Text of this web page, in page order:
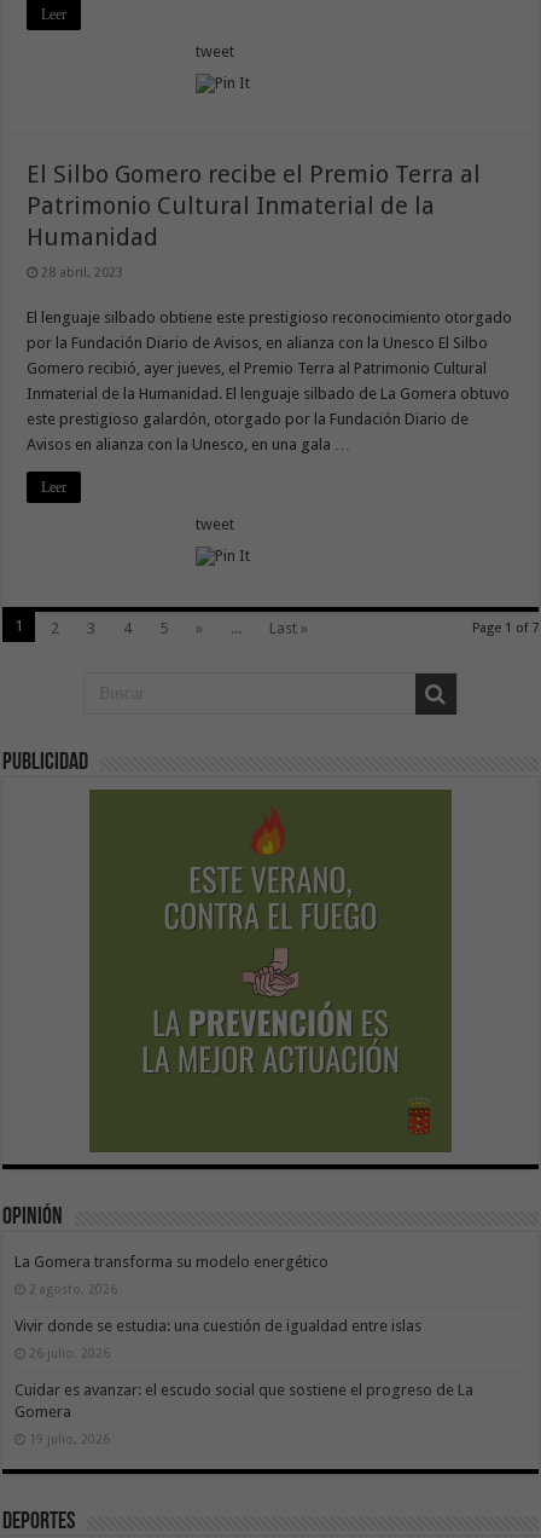
Leer
tweet
El Silbo Gomero recibe el Premio Terra al
Patrimonio Cultural Inmaterial de la
Humanidad
28 abril, 2023
El lenguaje silbado obtiene este prestigioso reconocimiento otorgado
por la Fundación Diario de Avisos, en alianza con la Unesco El Silbo
Gomero recibió, ayer jueves, el Premio Terra al Patrimonio Cultural
Inmaterial de la Humanidad. El lenguaje silbado de La Gomera obtuvo
este prestigioso galardón, otorgado por la Fundación Diario de
Avisos en alianza con la Unesco, en una gala …
Leer
tweet
Page 1 of 7
1 2 3 4 5 » ... Last »
Publicidad
Opinión
La Gomera transforma su modelo energético
2 agosto, 2026
Vivir donde se estudia: una cuestión de igualdad entre islas
26 julio, 2026
Cuidar es avanzar: el escudo social que sostiene el progreso de La
Gomera
19 julio, 2026
Deportes